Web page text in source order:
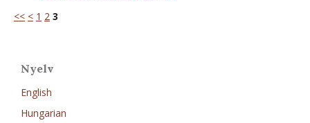
<< < 1 2 3
Nyelv
English
Hungarian